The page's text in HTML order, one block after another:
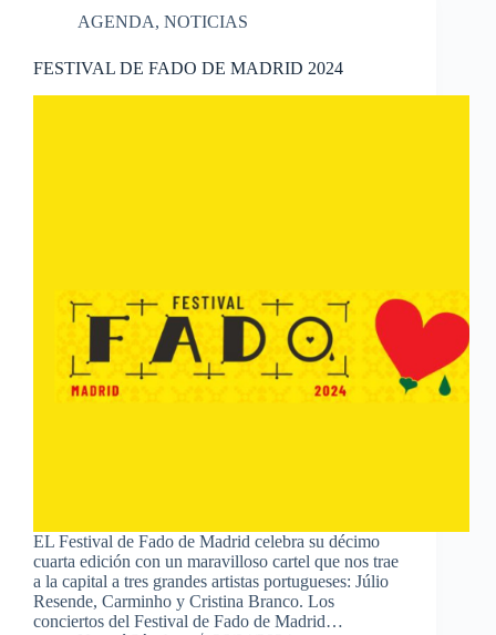
AGENDA, NOTICIAS
FESTIVAL DE FADO DE MADRID 2024
EL Festival de Fado de Madrid celebra su décimo
cuarta edición con un maravilloso cartel que nos trae
a la capital a tres grandes artistas portugueses: Júlio
Resende, Carminho y Cristina Branco. Los
conciertos del Festival de Fado de Madrid…